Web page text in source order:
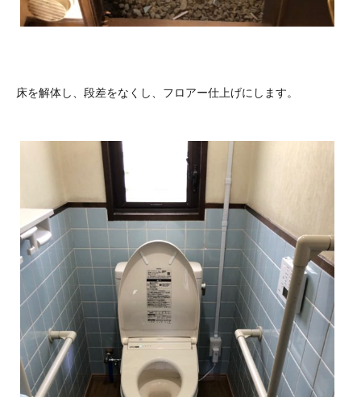
床を解体し、段差をなくし、フロアー仕上げにします。